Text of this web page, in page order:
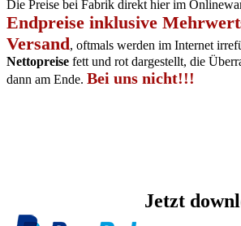
Die Preise bei Fabrik direkt hier im
Endpreise inklusive
Versand, oftmals werden im Internet
Nettopreise fett und rot dargestellt, die
dann am Ende. Bei uns nicht!!!
Jetzt